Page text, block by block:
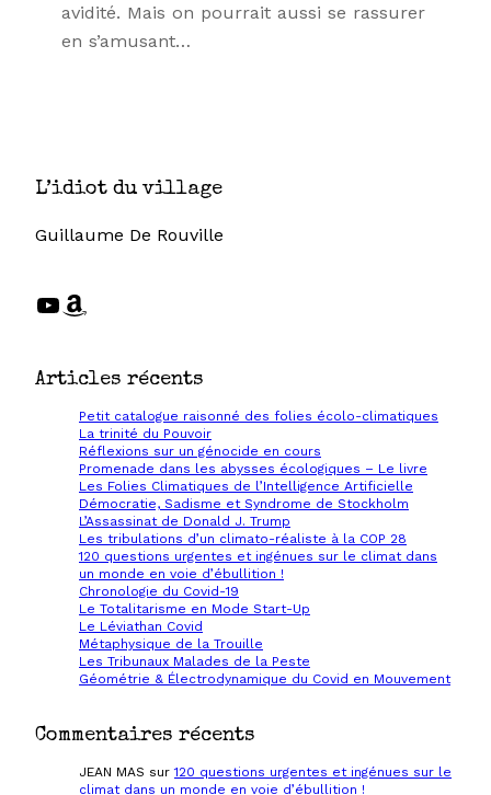
avidité. Mais on pourrait aussi se rassurer
en s’amusant…
L’idiot du village
Guillaume De Rouville
YouTube Amazon
Articles récents
Petit catalogue raisonné des folies écolo-climatiques
La trinité du Pouvoir
Réflexions sur un génocide en cours
Promenade dans les abysses écologiques – Le livre
Les Folies Climatiques de l’Intelligence Artificielle
Démocratie, Sadisme et Syndrome de Stockholm
L’Assassinat de Donald J. Trump
Les tribulations d’un climato-réaliste à la COP 28
120 questions urgentes et ingénues sur le climat dans
un monde en voie d’ébullition !
Chronologie du Covid-19
Le Totalitarisme en Mode Start-Up
Le Léviathan Covid
Métaphysique de la Trouille
Les Tribunaux Malades de la Peste
Géométrie & Électrodynamique du Covid en Mouvement
Commentaires récents
JEAN MAS sur120 questions urgentes et ingénues sur le
climat dans un monde en voie d’ébullition !